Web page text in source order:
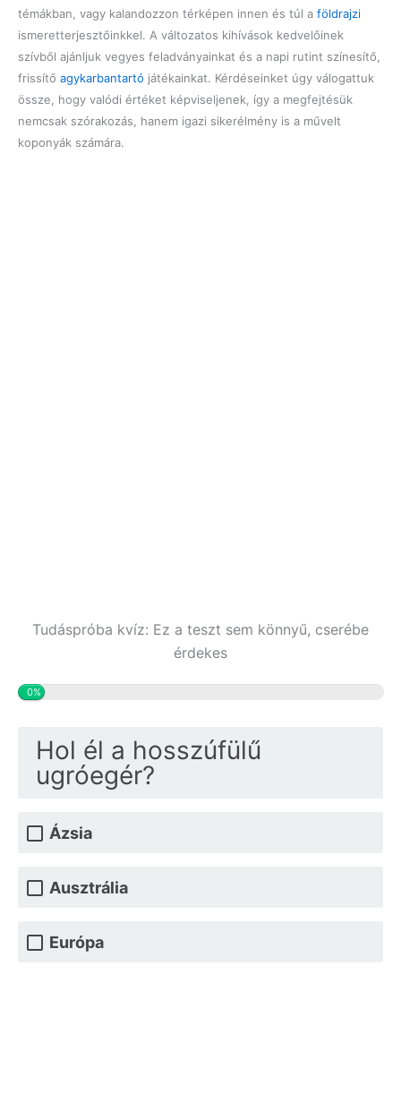
témákban, vagy kalandozzon térképen innen és túl a földrajzi
ismeretterjesztőinkkel. A változatos kihívások kedvelőinek
szívből ajánljuk vegyes feladványainkat és a napi rutint színesítő,
frissítő agykarbantartó játékainkat. Kérdéseinket úgy válogattuk
össze, hogy valódi értéket képviseljenek, így a megfejtésük
nemcsak szórakozás, hanem igazi sikerélmény is a művelt
koponyák számára.
Tudáspróba kvíz: Ez a teszt sem könnyű, cserébe
érdekes
0%
Hol él a hosszúfülű
ugróegér?
Ázsia
Ausztrália
Európa